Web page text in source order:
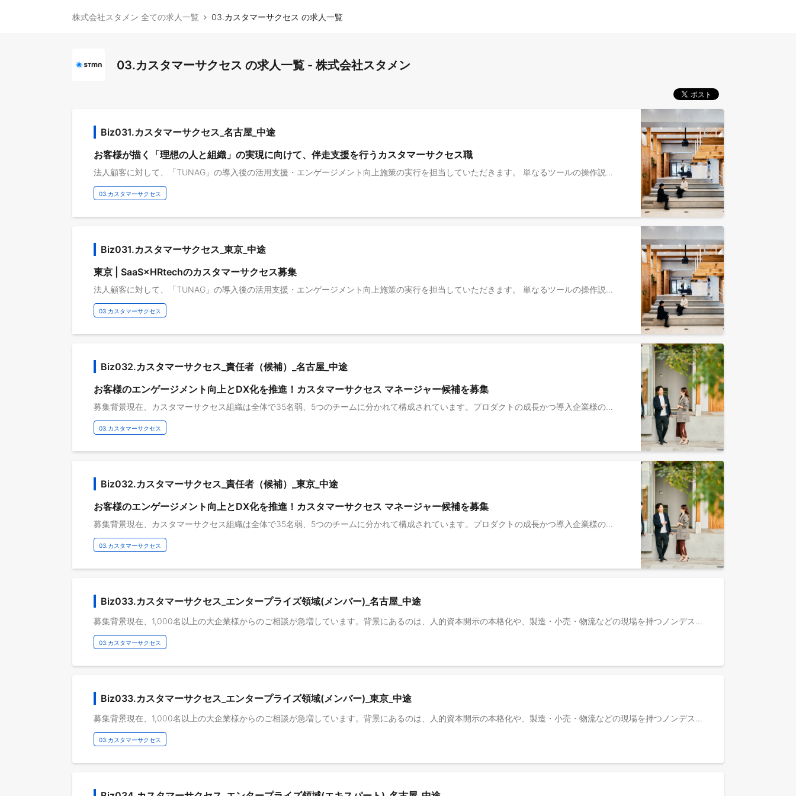
株式会社スタメン 全ての求人一覧 03.カスタマーサクセス の求人一覧
03.カスタマーサクセス の求人一覧 - 株式会社スタメン
Biz031.カスタマーサクセス_名古屋_中途
お客様が描く「理想の人と組織」の実現に向けて、伴走支援を行うカスタマーサクセス職
法人顧客に対して、「TUNAG」の導入後の活用支援・エンゲージメント向上施策の実行を担当していただきます。 単なるツールの操作説明に留まらず、顧客の組織課題に応じた施策設計から運用定着、施策の振り返りまで一貫した伴走支援を行います。具体的な業務内容オンボーディングの実施 契約直後の顧客に対し、利用目的の明確化と初期設定、運用フローの構築を支援 組織コンサルティング・定例会課題ヒアリングに基づいたエンゲージメント施策の提案、TUNAG内での実装支援施策実行後のデータ分析（定点観測）と改善アクションの提示アップセル・クロスセル提案ユーザーコミュニティ・イベントの企画運営『エンゲージメントアワード』を通じた顧客同士の接点創出ポジションの魅力 / キャリアパス「組織」という正解のない課題への挑戦 「TUNAG」の継続率は99%と非常に高く、顧客から深い信頼を得られる環境です。100社100様の組織課題に対し、決まった正解がない中で最適な「組織の型」を共に作り上げる高度な介在価値を発揮できます。ホリゾンタルSaaSならではの幅広い知見 特定の業界に縛られず、製造業からサービス業、IT企業まで多様な業種・規模の企業を担当します。あらゆる業界の組織構造や特有の課題に触れることで、汎用性の高いコンサルティングスキルが身につきます。多様なキャリアパスと事業貢献 CSとしての専門性を高めるだけでなく、顧客の声を活かしたPdM（プロダクトマネージャー）への転身や、CS組織の仕組み化を担うイネーブルメント、さらには事業開発など、多方面へのキャリア形成が可能です。各種ページについて会社・事業について会社説明資料：https://speakerdeck.com/stmn/zhu-shi-hui-she-sutamen-kanpanidetuku-2025採用サイト：https://recruit.stmn.co.jp/エンゲージメントプラットフォーム「TUNAG」：https://biz.tunag.jp/代表 大西泰平 note：https://note.com/ridingladsカスタマーサクセスについて職種紹介：https://recruit.stmn.co.jp/jobs/customer-successCS部門執行役員 山田 亮ニ note：https://note.com/ryoji_yamada/n/nb7345a7fc176参考情報：社員記事TUNAGのCSが”組織に習慣を届ける仕事"である理由：https://note.com/ryoji_yamada/n/nb7345a7fc176人材業界出身者が語る、組織が変わる瞬間に出会える面白さ：https://www.wantedly.com/companies/stmn_inc/post_articles/1055928「義務感ではなく”楽しいから働く”人を増やしたい」から始まった、組織に向き合い続ける仕事とは：https://www.wantedly.com/companies/stmn_inc/post_articles/1055959
03.カスタマーサクセス
Biz031.カスタマーサクセス_東京_中途
東京 | SaaS×HRtechのカスタマーサクセス募集
法人顧客に対して、「TUNAG」の導入後の活用支援・エンゲージメント向上施策の実行を担当していただきます。 単なるツールの操作説明に留まらず、顧客の組織課題に応じた施策設計から運用定着、施策の振り返りまで一貫した伴走支援を行います。具体的な業務内容オンボーディングの実施 契約直後の顧客に対し、利用目的の明確化と初期設定、運用フローの構築を支援 組織コンサルティング・定例会課題ヒアリングに基づいたエンゲージメント施策の提案、TUNAG内での実装支援施策実行後のデータ分析（定点観測）と改善アクションの提示アップセル・クロスセル提案ユーザーコミュニティ・イベントの企画運営『エンゲージメントアワード』を通じた顧客同士の接点創出ポジションの魅力 / キャリアパス「組織」という正解のない課題への挑戦 「TUNAG」の継続率は99%と非常に高く、顧客から深い信頼を得られる環境です。100社100様の組織課題に対し、決まった正解がない中で最適な「組織の型」を共に作り上げる高度な介在価値を発揮できます。ホリゾンタルSaaSならではの幅広い知見 特定の業界に縛られず、製造業からサービス業、IT企業まで多様な業種・規模の企業を担当します。あらゆる業界の組織構造や特有の課題に触れることで、汎用性の高いコンサルティングスキルが身につきます。多様なキャリアパスと事業貢献 CSとしての専門性を高めるだけでなく、顧客の声を活かしたPdM（プロダクトマネージャー）への転身や、CS組織の仕組み化を担うイネーブルメント、さらには事業開発など、多方面へのキャリア形成が可能です。各種ページについて会社・事業について会社説明資料：https://speakerdeck.com/stmn/zhu-shi-hui-she-sutamen-kanpanidetuku-2025採用サイト：https://recruit.stmn.co.jp/エンゲージメントプラットフォーム「TUNAG」：https://biz.tunag.jp/代表 大西泰平 note：https://note.com/ridingladsカスタマーサクセスについて職種紹介：https://recruit.stmn.co.jp/jobs/customer-successCS部門執行役員 山田 亮ニ note：https://note.com/ryoji_yamada/n/nb7345a7fc176参考情報：社員記事TUNAGのCSが”組織に習慣を届ける仕事"である理由：https://note.com/ryoji_yamada/n/nb7345a7fc176人材業界出身者が語る、組織が変わる瞬間に出会える面白さ：https://www.wantedly.com/companies/stmn_inc/post_articles/1055928「義務感ではなく”楽しいから働く”人を増やしたい」から始まった、組織に向き合い続ける仕事とは：https://www.wantedly.com/companies/stmn_inc/post_articles/1055959
03.カスタマーサクセス
Biz032.カスタマーサクセス_責任者（候補）_名古屋_中途
お客様のエンゲージメント向上とDX化を推進！カスタマーサクセス マネージャー候補を募集
募集背景現在、カスタマーサクセス組織は全体で35名弱、5つのチームに分かれて構成されています。プロダクトの成長かつ導入企業様の増加に伴い、ハイタッチな支援の重要性が増しており、CSの介在価値が事業成長の鍵を握っています。さらなる事業成長を見据えた時、私たちは大きな転換期を迎えています。 部長陣を含むマネジメント層が全員プレイングマネージャーとして第一線で顧客支援にあたっており、その高い専門性が組織を支えてきました。顧客基盤の拡大とエンゲージメント向上を実現するため、特にマネジメント経験や営業力を持つ人材が必要です。新たな戦略を打ち出し、組織の成長を加速させるためのキーパーソンとして、意欲的な方を募集しています。具体的な業務内容法人顧客に対して、「TUNAG」の導入後の活用支援・エンゲージメント向上施策の実行を担当していただきます。 単なるツールの操作説明に留まらず、顧客の組織課題に応じた施策設計から運用定着、施策の振り返りまで一貫した伴走支援を行います。 初期段階では、現場での成果を出しながら、早期にマネジメント職へのステップアップを目指していただきたいと考えています。カスタマーサクセス戦略の立案と実行データを分析し、戦略的な改善策を立案。営業チームのパフォーマンス向上に向けた施策を実行します。チームメンバーの教育・育成営業チームのメンバーに対して、定期的なトレーニングやフィードバックを行い、スキル向上を図ります。業界動向の把握と競合分析市場の変化に迅速に対応するため、業界動向を常に把握し、競合の動きを分析し、戦略に反映させます。組織体制の改善0→1、1→10フェーズでの組織体制の見直しを行い、効率的な組織運営を実現します。ポジションの魅力 / キャリアパス「組織」という正解のない課題への挑戦 「TUNAG」の継続率は99%と非常に高く、顧客から深い信頼を得られる環境です。100社100様の組織課題に対し、決まった正解がない中で最適な「組織の型」を共に作り上げる高度な介在価値を発揮できます。ホリゾンタルSaaSならではの幅広い知見 特定の業界に縛られず、製造業からサービス業、IT企業まで多様な業種・規模の企業を担当します。あらゆる業界の組織構造や特有の課題に触れることで、汎用性の高いコンサルティングスキルが身につきます。戦略的な思考で組織の未来を作る 組織の変革に貢献し、自らの成長を実感できる環境です。営業チームを牽引し、直接的な成果を享受できるだけでなく、戦略的な思考を活かして組織の未来を共に創ることができます。多様なキャリアパスと事業貢献 CSとしての専門性を高めるだけでなく、顧客の声を活かしたPdM（プロダクトマネージャー）への転身や、CS組織の仕組み化を担うイネーブルメント、さらには事業開発など、多方面へのキャリア形成が可能です。各種ページについて会社・事業について会社説明資料：https://speakerdeck.com/stmn/zhu-shi-hui-she-sutamen-kanpanidetuku-2025採用サイト：https://recruit.stmn.co.jp/エンゲージメントプラットフォーム「TUNAG」：https://biz.tunag.jp/代表 大西泰平 note：https://note.com/ridingladsカスタマーサクセスについて職種紹介：https://recruit.stmn.co.jp/jobs/customer-successCS部門執行役員 山田 亮ニ note：https://note.com/ryoji_yamada/n/nb7345a7fc176
03.カスタマーサクセス
Biz032.カスタマーサクセス_責任者（候補）_東京_中途
お客様のエンゲージメント向上とDX化を推進！カスタマーサクセス マネージャー候補を募集
募集背景現在、カスタマーサクセス組織は全体で35名弱、5つのチームに分かれて構成されています。プロダクトの成長かつ導入企業様の増加に伴い、ハイタッチな支援の重要性が増しており、CSの介在価値が事業成長の鍵を握っています。さらなる事業成長を見据えた時、私たちは大きな転換期を迎えています。 部長陣を含むマネジメント層が全員プレイングマネージャーとして第一線で顧客支援にあたっており、その高い専門性が組織を支えてきました。顧客基盤の拡大とエンゲージメント向上を実現するため、特にマネジメント経験や営業力を持つ人材が必要です。新たな戦略を打ち出し、組織の成長を加速させるためのキーパーソンとして、意欲的な方を募集しています。具体的な業務内容法人顧客に対して、「TUNAG」の導入後の活用支援・エンゲージメント向上施策の実行を担当していただきます。 単なるツールの操作説明に留まらず、顧客の組織課題に応じた施策設計から運用定着、施策の振り返りまで一貫した伴走支援を行います。 初期段階では、現場での成果を出しながら、早期にマネジメント職へのステップアップを目指していただきたいと考えています。カスタマーサクセス戦略の立案と実行データを分析し、戦略的な改善策を立案。営業チームのパフォーマンス向上に向けた施策を実行します。チームメンバーの教育・育成営業チームのメンバーに対して、定期的なトレーニングやフィードバックを行い、スキル向上を図ります。業界動向の把握と競合分析市場の変化に迅速に対応するため、業界動向を常に把握し、競合の動きを分析し、戦略に反映させます。組織体制の改善0→1、1→10フェーズでの組織体制の見直しを行い、効率的な組織運営を実現します。ポジションの魅力 / キャリアパス「組織」という正解のない課題への挑戦 「TUNAG」の継続率は99%と非常に高く、顧客から深い信頼を得られる環境です。100社100様の組織課題に対し、決まった正解がない中で最適な「組織の型」を共に作り上げる高度な介在価値を発揮できます。ホリゾンタルSaaSならではの幅広い知見 特定の業界に縛られず、製造業からサービス業、IT企業まで多様な業種・規模の企業を担当します。あらゆる業界の組織構造や特有の課題に触れることで、汎用性の高いコンサルティングスキルが身につきます。戦略的な思考で組織の未来を作る 組織の変革に貢献し、自らの成長を実感できる環境です。営業チームを牽引し、直接的な成果を享受できるだけでなく、戦略的な思考を活かして組織の未来を共に創ることができます。多様なキャリアパスと事業貢献 CSとしての専門性を高めるだけでなく、顧客の声を活かしたPdM（プロダクトマネージャー）への転身や、CS組織の仕組み化を担うイネーブルメント、さらには事業開発など、多方面へのキャリア形成が可能です。各種ページについて会社・事業について会社説明資料：https://speakerdeck.com/stmn/zhu-shi-hui-she-sutamen-kanpanidetuku-2025採用サイト：https://recruit.stmn.co.jp/エンゲージメントプラットフォーム「TUNAG」：https://biz.tunag.jp/代表 大西泰平 note：https://note.com/ridingladsカスタマーサクセスについて職種紹介：https://recruit.stmn.co.jp/jobs/customer-successCS部門執行役員 山田 亮ニ note：https://note.com/ryoji_yamada/n/nb7345a7fc176
03.カスタマーサクセス
Biz033.カスタマーサクセス_エンタープライズ領域(メンバー)_名古屋_中途
募集背景現在、1,000名以上の大企業様からのご相談が急増しています。背景にあるのは、人的資本開示の本格化や、製造・小売・物流などの現場を持つノンデスクワーカー業界特有の組織課題です。数千人以上の規模を持つ現場では情報が寸断されやすく、現場での従業員体験（EX）の低下、それに伴う離職は、企業の存続を左右する経営戦略の重要な要素です。 顧客の経営課題が高度化しているからこそ、いかに深く組織変革に介在し、本質的な価値を提供できるかがTUNAG事業かつカスタマーサクセス部門の最重要テーマです。当社のこれからの成長を握るエンタープライズ領域では、単なるツール導入に留まらず、顧客の奥深くに入り込みLTVを高める「アカウントマネジメント」が不可欠です。大企業の複雑な利害関係を紐解き、経営層と対峙しながら組織の習慣を変えるための実行を推進する「強固な営業力」を持つ人材を求めています。具体的な業務内容『TUNAG』を活用いただいているエンタープライズ企業（従業員1,000名以上）に対して、『TUNAG』の導入後の活用・エンゲージメント向上施策などカスタマーサクセス戦略の立案と実行を担当していただきます。プロジェクトマネジメント・運用提案本導入と安定稼働に向け、自ら導入コンサルタントとして、設計・設定や運用検証のプロジェクト全体をコントロールします。中長期的なアカウントマネジメント大企業の経営層や役員クラスと対峙し、中長期的な信頼関係を構築。顧客の組織変革に向けた戦略的なアドバイザリーを行います。アップセル・クロスセル提案活動自らアカウントエグゼクティブとして他部門への展開や新機能の導入提案、事業開発部門と連携をしたプロフェッショナルサービス提供等により、LTV（顧客生涯価値）を最大化します。プロダクト開発へのフィードバック導入・運用プロセスの過程で顧客の業務を深く理解し、新たな機能開発や新規プロダクトの種を見つけ、開発チームへフィードバックします。ポジションの魅力 / キャリアパス「組織」という正解のない課題への挑戦 「TUNAG」の継続率は99%と非常に高く、顧客から深い信頼を得られる環境です。100社100様の組織課題に対し、決まった正解がない中で最適な「組織の型」を共に作り上げる高度な介在価値を発揮できます。ホリゾンタルSaaSならではの幅広い知見 特定の業界に縛られず、製造業からサービス業、IT企業まで多様な業種・規模の企業を担当します。あらゆる業界の組織構造や特有の課題に触れることで、汎用性の高いコンサルティングスキルが身につきます。大企業のエグゼクティブと対峙し、組織を動かすダイナミズム 数千人、数万人規模の企業を動かすため、役員クラスとの高度な折衝力が求められます。正解のない「組織課題」に対し、顧客のパートナーとして変革を推進する高い介在価値を発揮できます。組織体制について当部署は東京と名古屋にまたがる合同チームで、部長4名・メンバー30名が所属しています。 前職は人事・経営企画・営業など、多様なバックグラウンドを持つメンバーが活躍しています。各種ページについて会社・事業について会社説明資料：https://speakerdeck.com/stmn/zhu-shi-hui-she-sutamen-kanpanidetuku-2025採用サイト：https://recruit.stmn.co.jp/エンゲージメントプラットフォーム「TUNAG」：https://biz.tunag.jp/代表 大西泰平 note：https://note.com/ridingladsカスタマーサクセスについて職種紹介：https://recruit.stmn.co.jp/jobs/customer-successCS部門執行役員 山田 亮ニ note：https://note.com/ryoji_yamada/n/nb7345a7fc176
03.カスタマーサクセス
Biz033.カスタマーサクセス_エンタープライズ領域(メンバー)_東京_中途
募集背景現在、1,000名以上の大企業様からのご相談が急増しています。背景にあるのは、人的資本開示の本格化や、製造・小売・物流などの現場を持つノンデスクワーカー業界特有の組織課題です。数千人以上の規模を持つ現場では情報が寸断されやすく、現場での従業員体験（EX）の低下、それに伴う離職は、企業の存続を左右する経営戦略の重要な要素です。 顧客の経営課題が高度化しているからこそ、いかに深く組織変革に介在し、本質的な価値を提供できるかがTUNAG事業かつカスタマーサクセス部門の最重要テーマです。当社のこれからの成長を握るエンタープライズ領域では、単なるツール導入に留まらず、顧客の奥深くに入り込みLTVを高める「アカウントマネジメント」が不可欠です。大企業の複雑な利害関係を紐解き、経営層と対峙しながら組織の習慣を変えるための実行を推進する「強固な営業力」を持つ人材を求めています。具体的な業務内容『TUNAG』を活用いただいているエンタープライズ企業（従業員1,000名以上）に対して、『TUNAG』の導入後の活用・エンゲージメント向上施策などカスタマーサクセス戦略の立案と実行を担当していただきます。プロジェクトマネジメント・運用提案本導入と安定稼働に向け、自ら導入コンサルタントとして、設計・設定や運用検証のプロジェクト全体をコントロールします。中長期的なアカウントマネジメント大企業の経営層や役員クラスと対峙し、中長期的な信頼関係を構築。顧客の組織変革に向けた戦略的なアドバイザリーを行います。アップセル・クロスセル提案活動自らアカウントエグゼクティブとして他部門への展開や新機能の導入提案、事業開発部門と連携をしたプロフェッショナルサービス提供等により、LTV（顧客生涯価値）を最大化します。プロダクト開発へのフィードバック導入・運用プロセスの過程で顧客の業務を深く理解し、新たな機能開発や新規プロダクトの種を見つけ、開発チームへフィードバックします。ポジションの魅力 / キャリアパス「組織」という正解のない課題への挑戦 「TUNAG」の継続率は99%と非常に高く、顧客から深い信頼を得られる環境です。100社100様の組織課題に対し、決まった正解がない中で最適な「組織の型」を共に作り上げる高度な介在価値を発揮できます。ホリゾンタルSaaSならではの幅広い知見 特定の業界に縛られず、製造業からサービス業、IT企業まで多様な業種・規模の企業を担当します。あらゆる業界の組織構造や特有の課題に触れることで、汎用性の高いコンサルティングスキルが身につきます。大企業のエグゼクティブと対峙し、組織を動かすダイナミズム 数千人、数万人規模の企業を動かすため、役員クラスとの高度な折衝力が求められます。正解のない「組織課題」に対し、顧客のパートナーとして変革を推進する高い介在価値を発揮できます。組織体制について当部署は東京と名古屋にまたがる合同チームで、部長4名・メンバー30名が所属しています。 前職は人事・経営企画・営業など、多様なバックグラウンドを持つメンバーが活躍しています。各種ページについて会社・事業について会社説明資料：https://speakerdeck.com/stmn/zhu-shi-hui-she-sutamen-kanpanidetuku-2025採用サイト：https://recruit.stmn.co.jp/エンゲージメントプラットフォーム「TUNAG」：https://biz.tunag.jp/代表 大西泰平 note：https://note.com/ridingladsカスタマーサクセスについて職種紹介：https://recruit.stmn.co.jp/jobs/customer-successCS部門執行役員 山田 亮ニ note：https://note.com/ryoji_yamada/n/nb7345a7fc176
03.カスタマーサクセス